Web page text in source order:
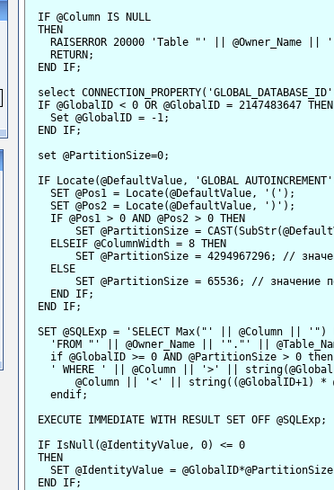
  IF @Column IS NULL
  THEN
RAISERROR 20000 'Table "' || @Owner_Name ||
    RETURN;
  END IF;
select
  IF @GlobalID < 0 OR @GlobalID = 2147483647 THEN
    Set @GlobalID = -1;
  END IF;
  set @PartitionSize=0;
IF Locate(@DefaultValue, 'GLOBAL
    SET @Pos1 = Locate(@DefaultValue, '(');
    SET @Pos2 = Locate(@DefaultValue, ')');
    IF @Pos1 > 0 AND @Pos2 > 0 THEN
SET @PartitionSize =
    ELSEIF @ColumnWidth = 8 THEN
SET @PartitionSize = 4294967296; //
    ELSE
SET @PartitionSize = 65536; // значение
    END IF;
  END IF;
SET @SQLExp = 'SELECT Max("' || @Column || '")
'FROM "' || @Owner_Name || '"."' ||
    if @GlobalID >= 0 AND @PartitionSize > 0 then
' WHERE ' || @Column || '>' ||
@Column || '<' || string((@GlobalID+1) *
    endif;
  EXECUTE IMMEDIATE WITH RESULT SET OFF @SQLExp;
  IF IsNull(@IdentityValue, 0) <= 0
  THEN
SET @IdentityValue =
  END IF;